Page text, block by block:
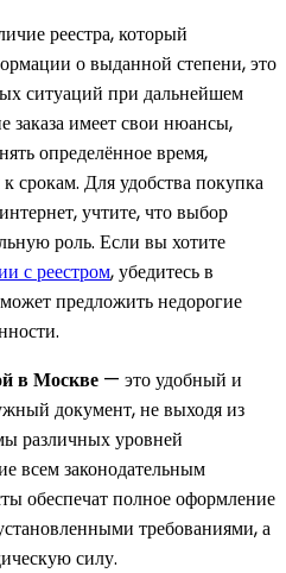
реестра, который
о выданной степени, это
ситуаций при дальнейшем
заказа имеет свои нюансы,
определённое время,
срокам. Для удобства покупка
учтите, что выбор
роль. Если вы хотите
с реестром, убедитесь в
предложить недорогие
в Москве — это удобный и
документ, не выходя из
различных уровней
всем законодательным
обеспечат полное оформление
требованиями, а
силу.